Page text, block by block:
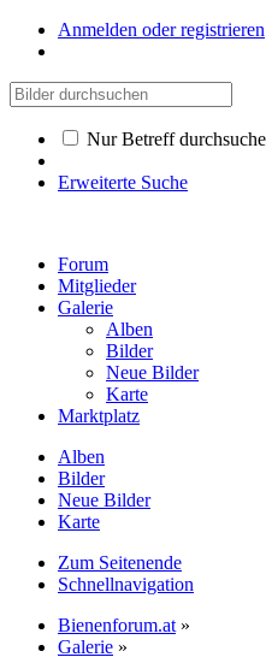
Anmelden oder registrieren
Nur Betreff
Erweiterte Suche
Forum
Mitglieder
Galerie
Alben
Bilder
Neue Bilder
Karte
Marktplatz
Alben
Bilder
Neue Bilder
Karte
Zum Seitenende
Schnellnavigation
Bienenforum.at »
Galerie »